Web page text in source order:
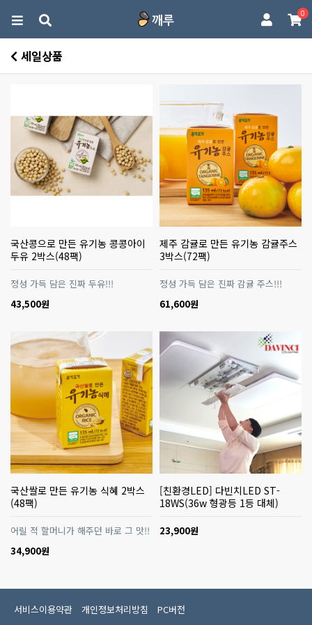
0
세일상품
국산콩으로 만든 유기농 콩콩아이
두유 2박스(48팩)
정성 가득 담은 진짜 두유!!!
43,500원
제주 감귤로 만든 유기농 감귤주스
3박스(72팩)
정성 가득 담은 진짜 감귤 주스!!!
61,600원
국산쌀로 만든 유기농 식혜 2박스
(48팩)
어릴 적 할머니가 해주던 바로 그 맛!!
34,900원
[친환경LED] 다빈치LED ST-
18WS(36w 형광등 1등 대체)
23,900원
서비스이용약관 개인정보처리방침 PC버전